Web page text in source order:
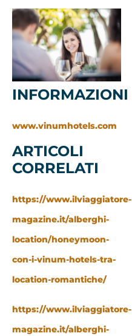
INFORMAZIONI
www.vinumhotels.com
ARTICOLI
CORRELATI
https://www.ilviaggiatore-
magazine.it/alberghi-
location/honeymoon-
con-i-vinum-hotels-tra-
location-romantiche/
https://www.ilviaggiatore-
magazine.it/alberghi-